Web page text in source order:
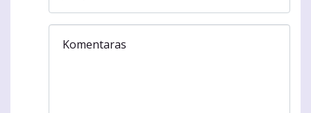
Komentaras